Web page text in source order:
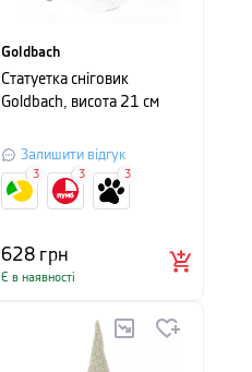
Goldbach
Статуетка сніговик
Goldbach, висота 21 см
Залишити відгук
628грн
Є в наявності
3 3 3